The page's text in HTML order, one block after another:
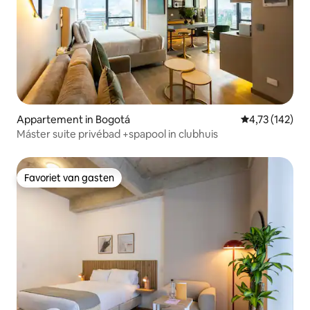
Appartement in Bogotá Gemiddelde
4,73 (142)
Máster suite privébad +spapool in clubhuis
Favoriet van gasten
Favoriet van gasten